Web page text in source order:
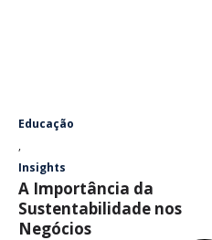
Educação
,
Insights
A Importância da
Sustentabilidade nos
Negócios